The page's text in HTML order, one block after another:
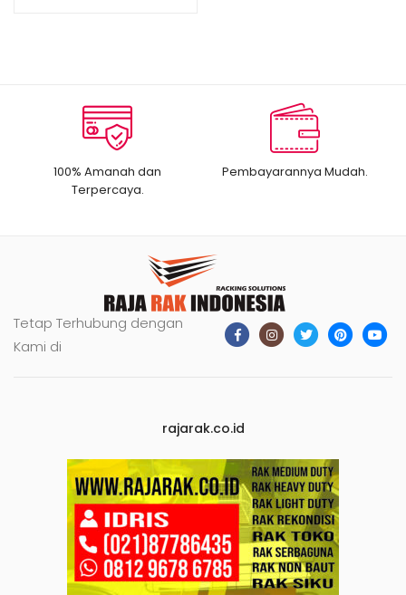
100% Amanah dan
Terpercaya.
Pembayarannya Mudah.
Tetap Terhubung dengan
Kami di
rajarak.co.id